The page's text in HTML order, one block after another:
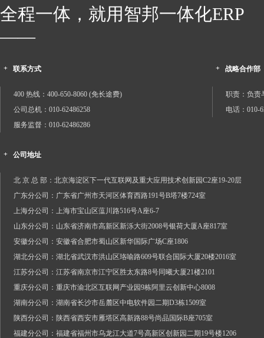
全程一体，就用智邦一体化ERP
——
+ 联系方式
400 热线：400-650-8060 (免长途费)
公司总机：010-62486258
服务监督：010-62486286
+ 战略合作部
职责：负责
电话：010-
+ 公司地址
北 京 总 部：北京海淀区下一代互联网及重大应用技术创新园C2座19-20层
广东分公司：广东省广州市天河区体育西路191号B塔7楼724室
上海分公司：上海市宝山区蕰川路516号A座6-7
山东分公司：山东省济南市高新区新泺大街2008号银荷大厦A座817室
安徽分公司：安徽省合肥市蜀山区新华国际广场C座1806
湖北分公司：湖北省武汉市洪山区珞喻路609号联合国际大厦20楼2016室
江苏分公司：江苏省南京市江宁区胜太东路8号同曦大厦21楼2101
重庆分公司：重庆市渝北区互联网产业园9栋阿里云创新中心8008
湖南分公司：湖南省长沙市岳麓区中电软件园二期D3栋1509室
陕西分公司：陕西省西安市雁塔区高新路88号尚品国际B座705室
福建分公司：福建省福州市乌龙江大道7号高新区创新园二期19号楼1206